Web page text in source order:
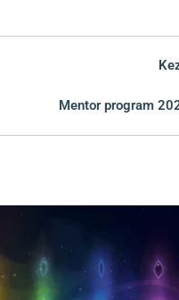
Mentor program